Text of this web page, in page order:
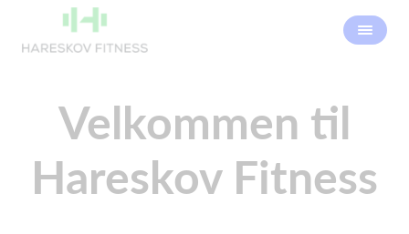
Velkommen til
Hareskov Fitness